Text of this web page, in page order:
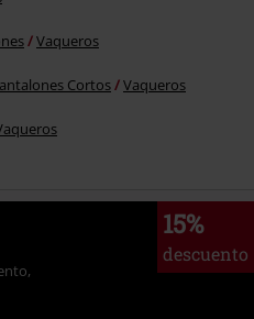
Vaqueros
Cortos Vaqueros
15%
descuento